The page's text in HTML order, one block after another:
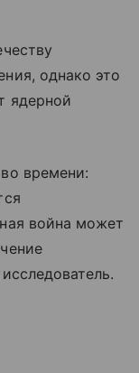
однако это
ядерной
времени:
война может